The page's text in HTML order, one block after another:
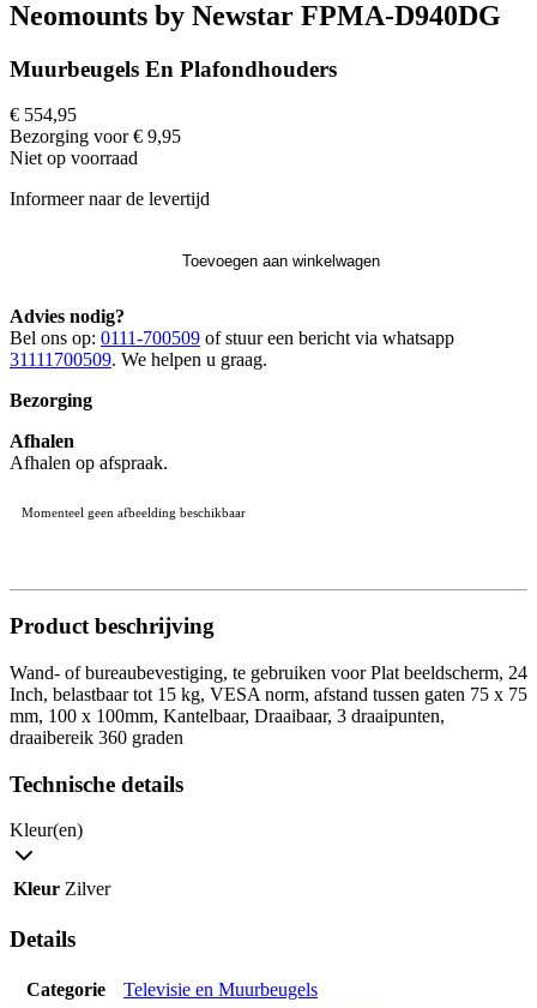
Neomounts by Newstar FPMA-D940DG
Muurbeugels En Plafondhouders
€ 554,95
Bezorging voor € 9,95
Niet op voorraad
Informeer naar de levertijd
Toevoegen aan winkelwagen
Advies nodig?
Bel ons op: 0111-700509 of stuur een bericht via whatsapp
31111700509. We helpen u graag.
Bezorging
Afhalen
Afhalen op afspraak.
Momenteel geen afbeelding beschikbaar
Product beschrijving
Wand- of bureaubevestiging, te gebruiken voor Plat beeldscherm, 24
Inch, belastbaar tot 15 kg, VESA norm, afstand tussen gaten 75 x 75
mm, 100 x 100mm, Kantelbaar, Draaibaar, 3 draaipunten,
draaibereik 360 graden
Technische details
Kleur(en)
Kleur Zilver
Details
Categorie
Televisie en Muurbeugels